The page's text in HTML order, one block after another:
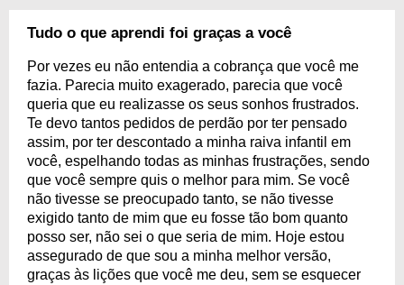
Tudo o que aprendi foi graças a você
Por vezes eu não entendia a cobrança que você me
fazia. Parecia muito exagerado, parecia que você
queria que eu realizasse os seus sonhos frustrados.
Te devo tantos pedidos de perdão por ter pensado
assim, por ter descontado a minha raiva infantil em
você, espelhando todas as minhas frustrações, sendo
que você sempre quis o melhor para mim. Se você
não tivesse se preocupado tanto, se não tivesse
exigido tanto de mim que eu fosse tão bom quanto
posso ser, não sei o que seria de mim. Hoje estou
assegurado de que sou a minha melhor versão,
graças às lições que você me deu, sem se esquecer